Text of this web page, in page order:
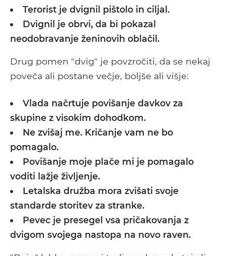
Terorist je dvignil pištolo in ciljal.
Dvignil je obrvi, da bi pokazal
neodobravanje ženinovih oblačil.
Drug pomen "dvig" je povzročiti, da se nekaj
poveča ali postane večje, boljše ali višje:
Vlada načrtuje povišanje davkov za
skupine z visokim dohodkom.
Ne zvišaj me. Kričanje vam ne bo
pomagalo.
Povišanje moje plače mi je pomagalo
voditi lažje življenje.
Letalska družba mora zvišati svoje
standarde storitev za stranke.
Pevec je presegel vsa pričakovanja z
dvigom svojega nastopa na novo raven.